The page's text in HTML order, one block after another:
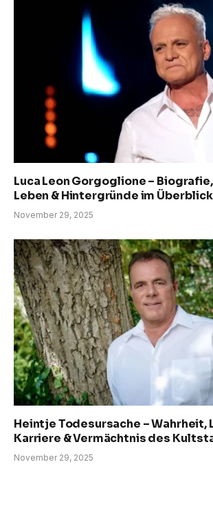
Luca Leon Gorgoglione –
Leben & Hintergründe im Überblick
November 29, 2025
Heintje Todesursache – Wahrheit,
Karriere & Vermächtnis des
November 29, 2025